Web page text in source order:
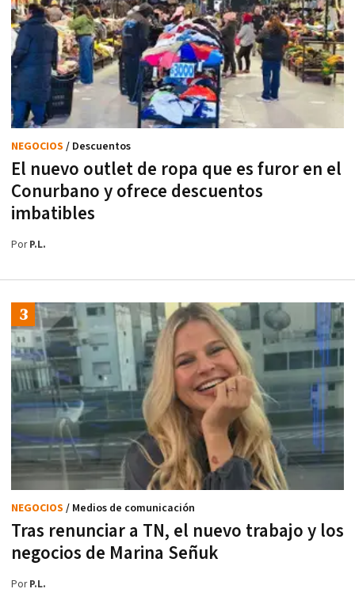
El nuevo outlet de ropa que es furor en el
Conurbano y ofrece descuentos
imbatibles
NEGOCIOS / Descuentos
PorP.L.
Tras renunciar a TN, el nuevo trabajo y los
negocios de Marina Señuk
NEGOCIOS / Medios de comunicación
PorP.L.